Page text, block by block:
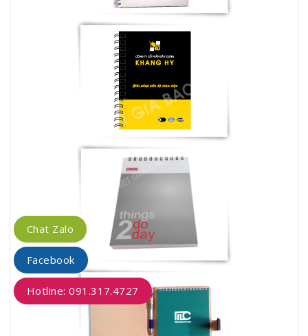
Chat Zalo
Facebook
Hotline: 091.317.4727